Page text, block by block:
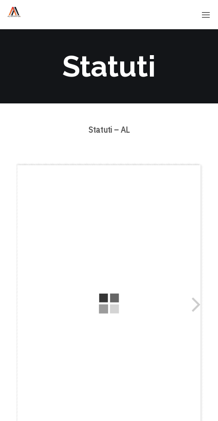
Statuti
Statuti – AL